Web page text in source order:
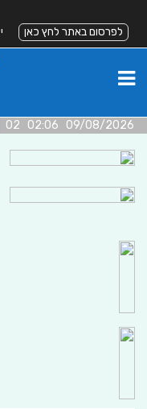
לפרסום באתר לחץ כאן
09/08/2026 02:06 02